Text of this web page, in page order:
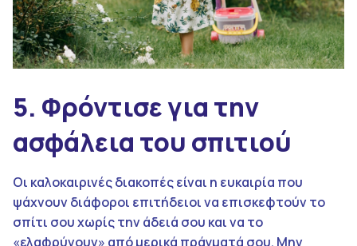
5. Φρόντισε για την
ασφάλεια του σπιτιού
Οι καλοκαιρινές διακοπές είναι η ευκαιρία που
ψάχνουν διάφοροι επιτήδειοι να επισκεφτούν το
σπίτι σου χωρίς την άδειά σου και να το
«ελαφρύνουν» από μερικά πράγματά σου. Μην